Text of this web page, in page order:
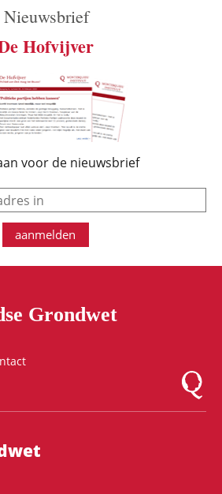
Nieuwsbrief
Hofvijver
voor de nieuwsbrief
e-mail
aanmelden
Grondwet
Logo